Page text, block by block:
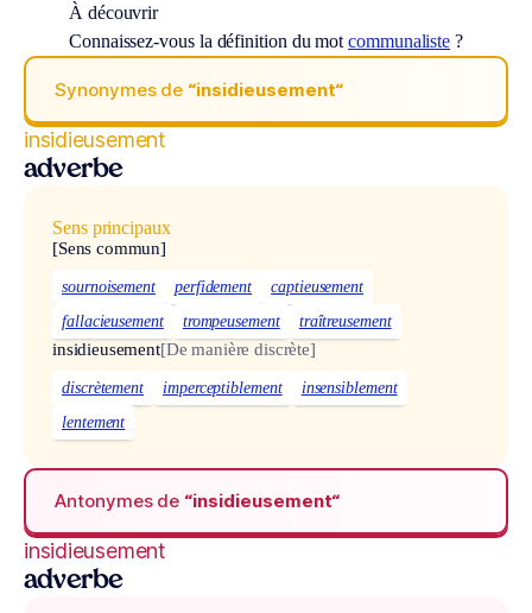
À découvrir
Connaissez-vous la définition du motcommunaliste ?
Synonymes de “insidieusement“
insidieusement
adverbe
Sens principaux
[Sens commun]
sournoisement perfidement
captieusement
fallacieusement
trompeusement traîtreusement
insidieusement[De manière discrète]
discrètement imperceptiblement
insensiblement
lentement
Antonymes de “insidieusement“
insidieusement
adverbe